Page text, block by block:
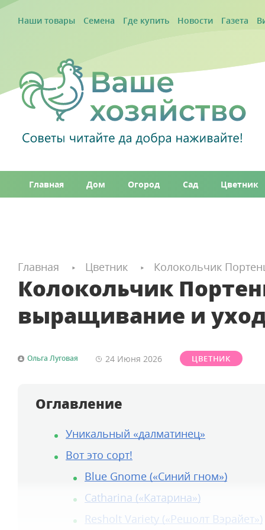
Наши товары Семена Где купить Новости Газета
Главная Дом Огород Сад Цветник
Главная Цветник Колокольчик
Колокольчик
выращивание и
Ольга Луговая 24 Июня 2026 ЦВЕТНИК
Оглавление
Уникальный «далматинец»
Вот это сорт!
Blue Gnome («Синий гном»)
Catharina («Катарина»)
Resholt Variety («Решолт Вэрайет»)